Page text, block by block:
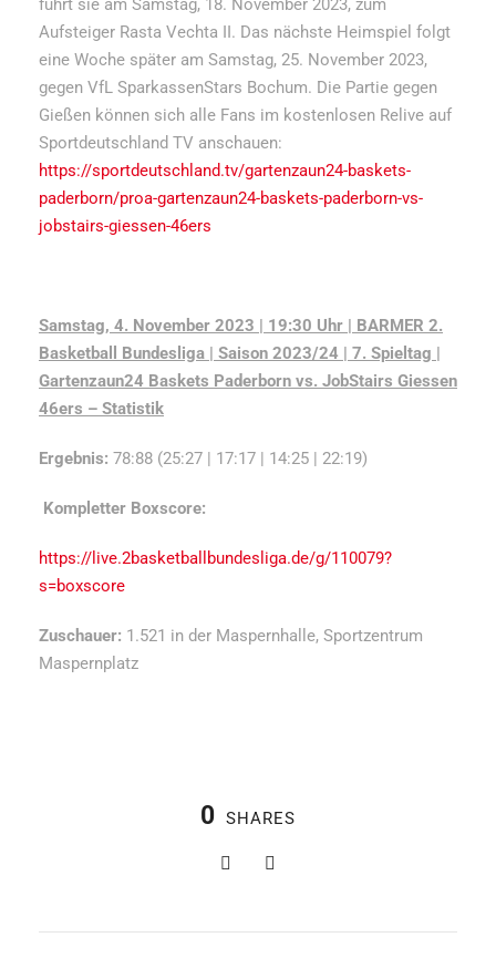
führt sie am Samstag, 18. November 2023, zum
Aufsteiger Rasta Vechta II. Das nächste Heimspiel folgt
eine Woche später am Samstag, 25. November 2023,
gegen VfL SparkassenStars Bochum. Die Partie gegen
Gießen können sich alle Fans im kostenlosen Relive auf
Sportdeutschland TV anschauen:
https://sportdeutschland.tv/gartenzaun24-baskets-
paderborn/proa-gartenzaun24-baskets-paderborn-vs-
jobstairs-giessen-46ers
Samstag, 4. November 2023 | 19:30 Uhr | BARMER 2.
Basketball Bundesliga | Saison 2023/24 | 7. Spieltag |
Gartenzaun24 Baskets Paderborn vs. JobStairs Giessen
46ers – Statistik
Ergebnis: 78:88 (25:27 | 17:17 | 14:25 | 22:19)
Kompletter Boxscore:
https://live.2basketballbundesliga.de/g/110079?
s=boxscore
Zuschauer: 1.521 in der Maspernhalle, Sportzentrum
Maspernplatz
0 SHARES